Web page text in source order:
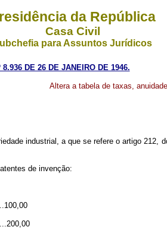
da República
Casa Civil
para Assuntos Jurídicos
8.936 DE 26 DE JANEIRO DE 1946.
Altera a tabela de taxas,
industrial, a que se refere o artigo 212,
de invenção: